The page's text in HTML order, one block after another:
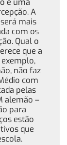
A
mais
com os
Qual o
que a
não faz
com
pelas
alemão –
para
estão
que